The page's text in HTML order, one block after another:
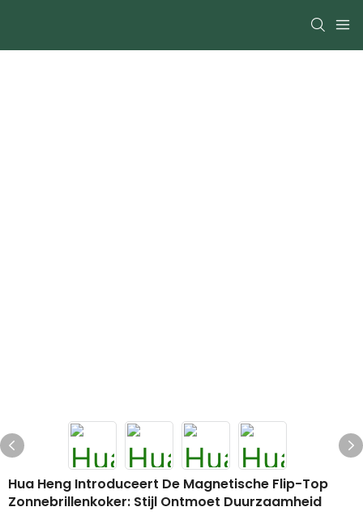
Hua Heng Introduceert De Magnetische Flip-Top
Zonnebrillenkoker: Stijl Ontmoet Duurzaamheid